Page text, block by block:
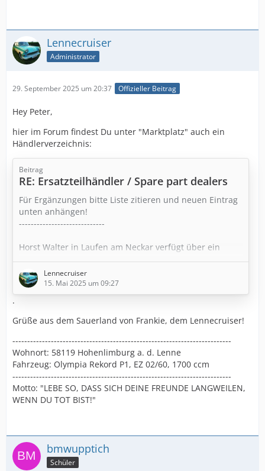
Lennecruiser
Administrator
29. September 2025 um 20:37 Offizieller Beitrag
Hey Peter,
hier im Forum findest Du unter "Marktplatz" auch ein
Händlerverzeichnis:
Beitrag
RE: Ersatzteilhändler / Spare part dealers
Für Ergänzungen bitte Liste zitieren und neuen Eintrag
unten anhängen!
-----------------------------
Horst Walter in Laufen am Neckar verfügt über ein
großes Lager an NOS Ersatzteilen für Rekord P1 und P2:
https://www.panorama-teile.de
-----------------------------
https://www.altopelhilfe.de
https://www.matz-autoteile.de
https://www.opel-classic-parts.com
------------------------------
https://www.opel-shop.com
------------------------------
…
Lennecruiser
15. Mai 2025 um 09:27
.
Grüße aus dem Sauerland von Frankie, dem Lennecruiser!
--------------------------------------------------------------------------
Wohnort: 58119 Hohenlimburg a. d. Lenne
Fahrzeug: Olympia Rekord P1, EZ 02/60, 1700 ccm
--------------------------------------------------------------------------
Motto: "LEBE SO, DASS SICH DEINE FREUNDE LANGWEILEN,
WENN DU TOT BIST!"
bmwupptich
Schüler